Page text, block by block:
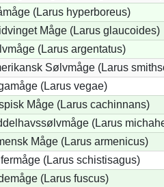
(Larus hyperboreus)
Måge (Larus glaucoides)
(Larus argentatus)
Sølvmåge (Larus
(Larus vegae)
Måge (Larus cachinnans)
(Larus
Måge (Larus armenicus)
(Larus schistisagus)
(Larus fuscus)